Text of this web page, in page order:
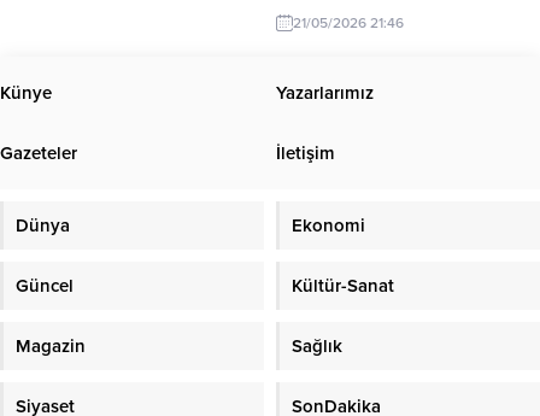
Programı’na alındığını duyurdu.
Projenin, yaşlı vatandaşların daha
şartlarda hizmet alabilmesi amacıyla
açıklamada, yaşlıların toplumun en
kalitesini artıracak sosyal...
21/05/2026 21:46
Künye Yazarlarımız
Gazeteler İletişim
Dünya Ekonomi
Güncel Kültür-Sanat
Magazin Sağlık
Siyaset SonDakika